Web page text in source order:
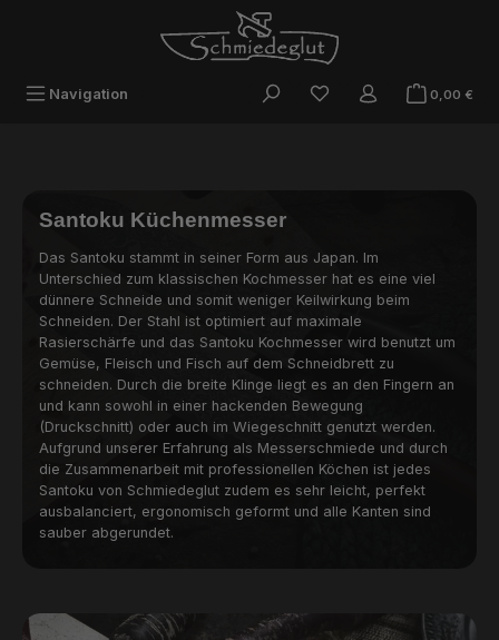
Navigation 0,00 €
Santoku Küchenmesser
Das Santoku stammt in seiner Form aus Japan. Im
Unterschied zum klassischen Kochmesser hat es eine viel
dünnere Schneide und somit weniger Keilwirkung beim
Schneiden. Der Stahl ist optimiert auf maximale
Rasierschärfe und das Santoku Kochmesser wird benutzt um
Gemüse, Fleisch und Fisch auf dem Schneidbrett zu
schneiden. Durch die breite Klinge liegt es an den Fingern an
und kann sowohl in einer hackenden Bewegung
(Druckschnitt) oder auch im Wiegeschnitt genutzt werden.
Aufgrund unserer Erfahrung als Messerschmiede und durch
die Zusammenarbeit mit professionellen Köchen ist jedes
Santoku von Schmiedeglut zudem es sehr leicht, perfekt
ausbalanciert, ergonomisch geformt und alle Kanten sind
sauber abgerundet.